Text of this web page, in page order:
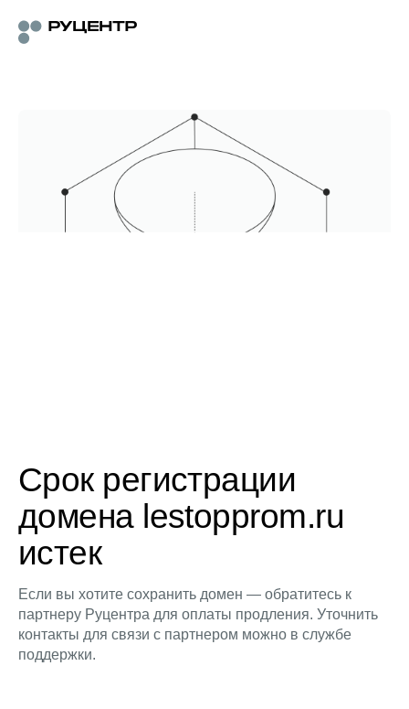
Срок регистрации
домена lestopprom.ru
истек
Если вы хотите сохранить домен — обратитесь к
партнеру Руцентра для оплаты продления. Уточнить
контакты для связи с партнером можно в службе
поддержки.